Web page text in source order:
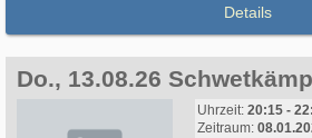
Details
Do., 13.08.26
Uhrzeit: 20:15 -
Zeitraum: